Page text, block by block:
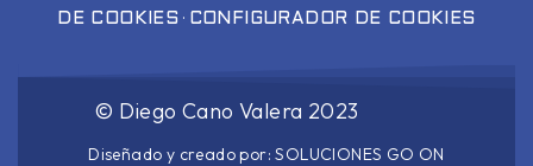
DE COOKIES · CONFIGURADOR DE COOKIES
© Diego Cano Valera 2023
Diseñado y creado por:SOLUCIONES GO ON